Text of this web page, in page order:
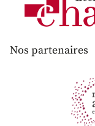
Nos partenaires